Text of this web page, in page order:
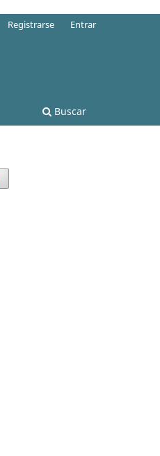
Buscar
Registrarse Entrar